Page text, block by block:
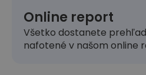
Online report
Všetko dostanete
nafotené v našom online